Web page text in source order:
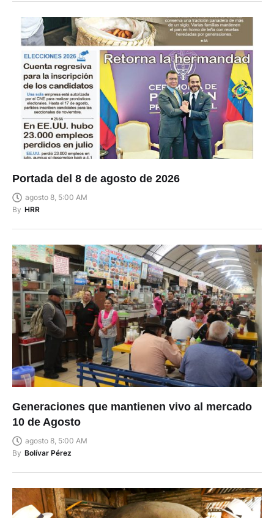
Portada del 8 de agosto de 2026
agosto 8, 5:00 AM
By HRR
Generaciones que mantienen vivo al mercado
10 de Agosto
agosto 8, 5:00 AM
By Bolívar Pérez